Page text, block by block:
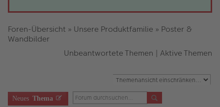
Foren-Übersicht » Unsere Produktfamilie » Poster &
Wandbilder
Unbeantwortete Themen | Aktive Themen
Neues Thema